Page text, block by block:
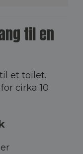
til en
et toilet.
cirka 10